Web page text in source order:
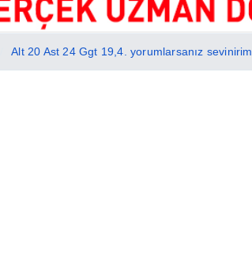
Alt 20 Ast 24 Ggt 19,4. yorumlarsanız sevinirim.